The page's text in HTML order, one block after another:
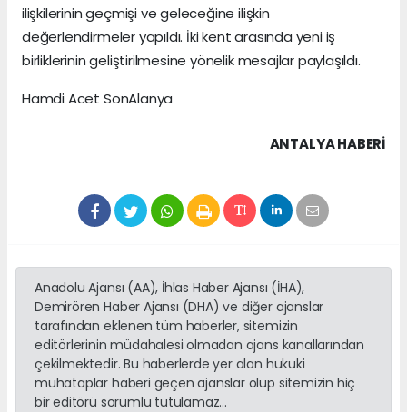
ilişkilerinin geçmişi ve geleceğine ilişkin
değerlendirmeler yapıldı. İki kent arasında yeni iş
birliklerinin geliştirilmesine yönelik mesajlar paylaşıldı.
Hamdi Acet SonAlanya
ANTALYA HABERİ
Anadolu Ajansı (AA), İhlas Haber Ajansı (İHA),
Demirören Haber Ajansı (DHA) ve diğer ajanslar
tarafından eklenen tüm haberler, sitemizin
editörlerinin müdahalesi olmadan ajans kanallarından
çekilmektedir. Bu haberlerde yer alan hukuki
muhataplar haberi geçen ajanslar olup sitemizin hiç
bir editörü sorumlu tutulamaz...